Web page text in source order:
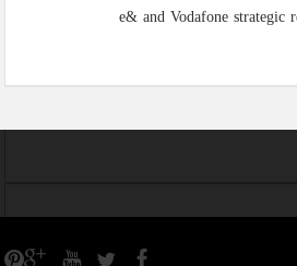
e& and Vodafone strategic